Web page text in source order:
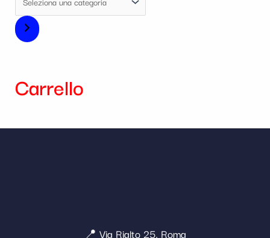
Carrello
📍 Via Rialto 25, Roma